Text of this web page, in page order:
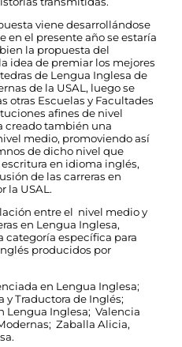
viene desarrollándose
en el presente año se estaría
la propuesta del
idea de premiar los mejores
de Lengua Inglesa de
de la USAL, luego se
otras Escuelas y Facultades
afines de nivel
creado también una
medio, promoviendo así
de dicho nivel que
en idioma inglés,
de las carreras en
la USAL.
entre el nivel medio y
en Lengua Inglesa,
categoría específica para
producidos por
en Lengua Inglesa;
y Traductora de Inglés;
Lengua Inglesa; Valencia
Zaballa Alicia,